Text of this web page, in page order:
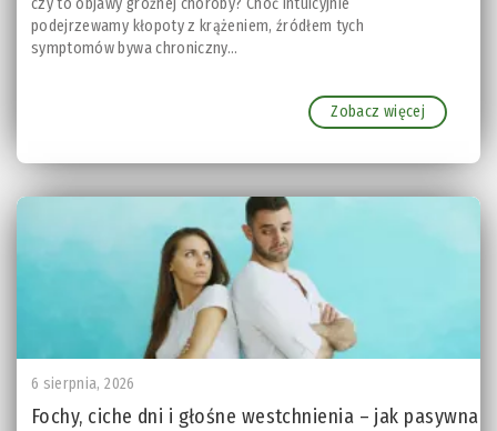
czy to objawy groźnej choroby? Choć intuicyjnie
podejrzewamy kłopoty z krążeniem, źródłem tych
symptomów bywa chroniczny...
Zobacz więcej
6 sierpnia, 2026
Fochy, ciche dni i głośne westchnienia – jak pasywna